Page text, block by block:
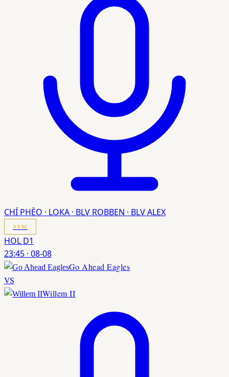
CHÍ PHÈO · LOKA · BLV ROBBEN · BLV ALEX
XEM
HOL D1
23:45 · 08-08
Go Ahead Eagles
VS
Willem II